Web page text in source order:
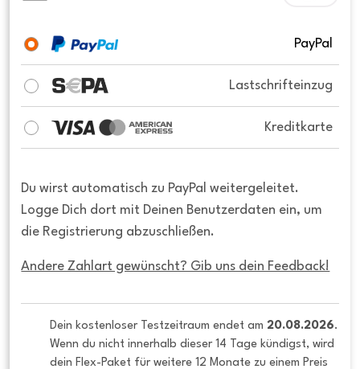
PayPal
Lastschrifteinzug
Kreditkarte
Du wirst automatisch zu PayPal weitergeleitet.
Logge Dich dort mit Deinen Benutzerdaten ein, um
die Registrierung abzuschließen.
Andere Zahlart gewünscht? Gib uns dein Feedback!
Dein kostenloser Testzeitraum endet am 20.08.2026.
Wenn du nicht innerhalb dieser 14 Tage kündigst, wird
dein Flex-Paket für weitere 12 Monate zu einem Preis